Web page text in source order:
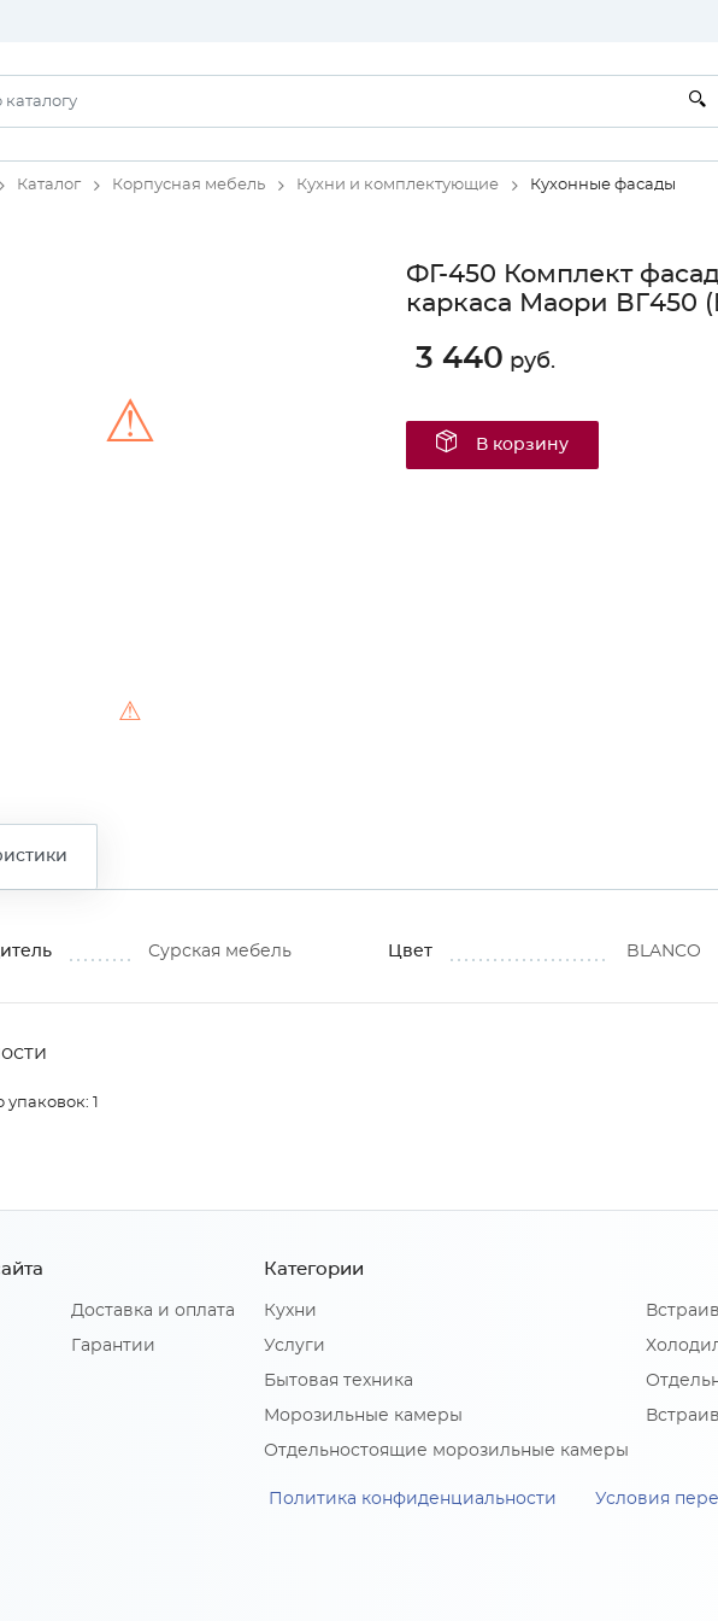
Каталог Корпусная мебель Кухни и комплектующие Кухонные фасады
⚠
⚠
ФГ-450 Комплект
каркаса Маори ВГ450
3 440 руб.
В корзину
Сурская мебель Цвет BLANCO
1
Доставка и оплата
Гарантии
Категории
Кухни
Услуги
Бытовая техника
Морозильные камеры
Отдельностоящие морозильные камеры
Политика конфиденциальности Условия